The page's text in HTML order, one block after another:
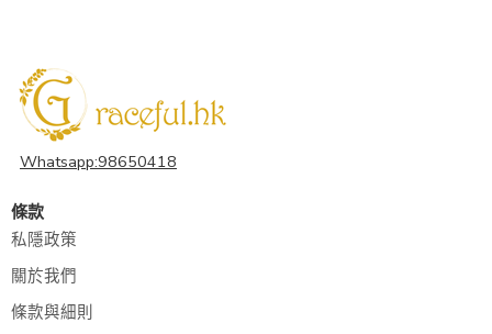
Whatsapp:98650418
條款
私隱政策
關於我們
條款與細則